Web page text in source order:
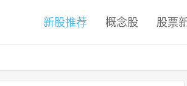
新股推荐 概念股 股票